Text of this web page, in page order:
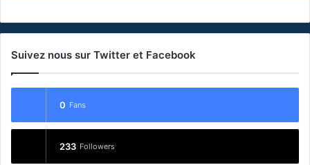
Suivez nous sur Twitter et Facebook
0 Fans
233 Followers